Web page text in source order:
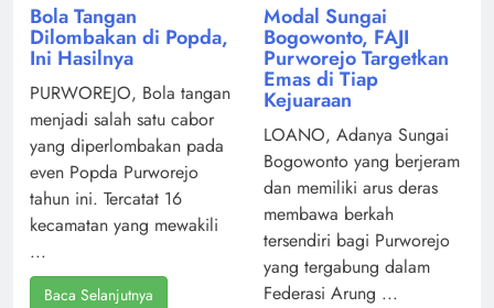
Bola Tangan
Dilombakan di Popda,
Ini Hasilnya
PURWOREJO, Bola tangan
menjadi salah satu cabor
yang diperlombakan pada
even Popda Purworejo
tahun ini. Tercatat 16
kecamatan yang mewakili
...
Baca Selanjutnya
Modal Sungai
Bogowonto, FAJI
Purworejo Targetkan
Emas di Tiap
Kejuaraan
LOANO, Adanya Sungai
Bogowonto yang berjeram
dan memiliki arus deras
membawa berkah
tersendiri bagi Purworejo
yang tergabung dalam
Federasi Arung ...